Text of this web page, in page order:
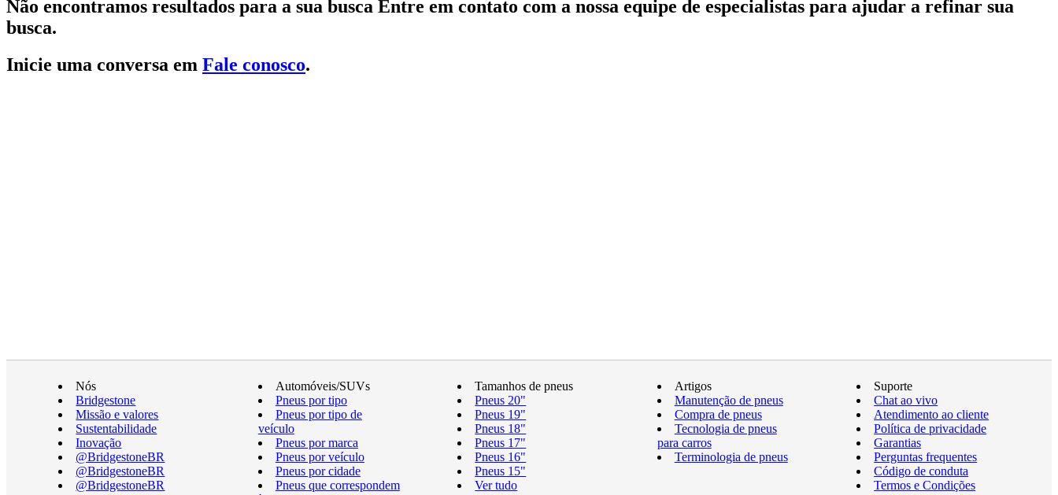
Não encontramos resultados para a sua busca Entre em contato com a nossa equipe de especialistas para ajudar a refinar sua
busca.
Inicie uma conversa em Fale conosco.
Nós
Bridgestone
Missão e valores
Sustentabilidade
Inovação
@BridgestoneBR
@BridgestoneBR
@BridgestoneBR
Automóveis/SUVs
Pneus por tipo
Pneus por tipo de
veículo
Pneus por marca
Pneus por veículo
Pneus por cidade
Pneus que correspondem
Tamanhos de pneus
Pneus 20"
Pneus 19"
Pneus 18"
Pneus 17"
Pneus 16"
Pneus 15"
Ver tudo
Artigos
Manutenção de pneus
Compra de pneus
Tecnologia de pneus
para carros
Terminologia de pneus
Suporte
Chat ao vivo
Atendimento ao cliente
Política de privacidade
Garantias
Perguntas frequentes
Código de conduta
Termos e Condições